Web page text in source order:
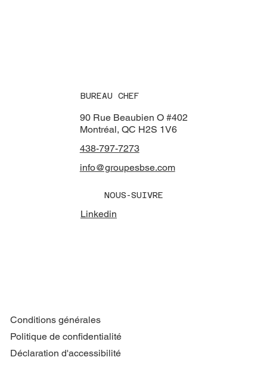
BUREAU CHEF
90 Rue Beaubien O #402
Montréal, QC H2S 1V6
438-797-7273
info@groupesbse.com
NOUS-SUIVRE
Linkedin
Conditions générales
Politique de confidentialité
Déclaration d'accessibilité